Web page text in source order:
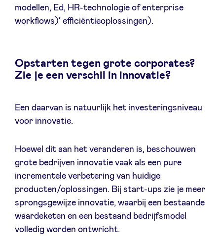
modellen, Ed, HR-technologie of enterprise
workflows)’ efficiëntieoplossingen).
Opstarten tegen grote corporates?
Zie je een verschil in innovatie?
Een daarvan is natuurlijk het investeringsniveau
voor innovatie.
Hoewel dit aan het veranderen is, beschouwen
grote bedrijven innovatie vaak als een pure
incrementele verbetering van huidige
producten/oplossingen. Bij start-ups zie je meer
sprongsgewijze innovatie, waarbij een bestaande
waardeketen en een bestaand bedrijfsmodel
volledig worden ontwricht.